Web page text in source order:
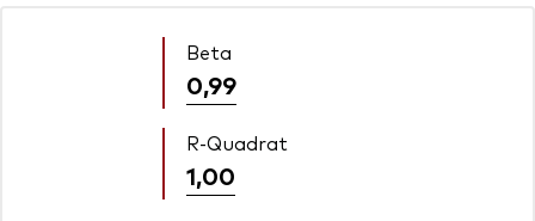
Beta
0,99
R-Quadrat
1,00